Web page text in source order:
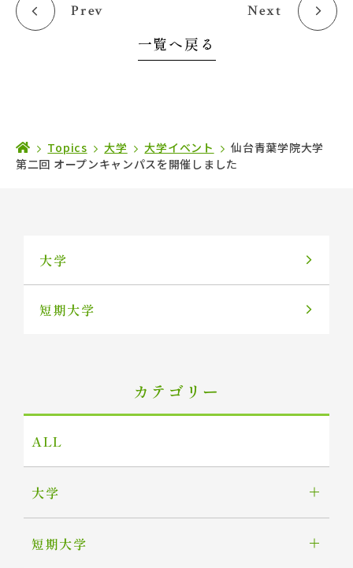
Prev
一覧へ戻る
Next
Topics 大学 大学イベント
仙台青葉学院大学
第二回 オープンキャンパスを開催しました
大学
短期大学
カテゴリー
ALL
大学
短期大学